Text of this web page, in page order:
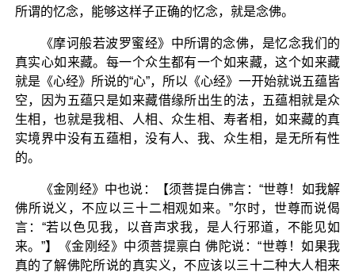
所谓的忆念，能够这样子正确的忆念，就是念佛。
《摩诃般若波罗蜜经》中所谓的念佛，是忆念我们的
真实心如来藏。每一个众生都有一个如来藏，这个如来藏
就是《心经》所说的“心”，所以《心经》一开始就说五蕴皆
空，因为五蕴只是如来藏借缘所出生的法，五蕴相就是众
生相，也就是我相、人相、众生相、寿者相，如来藏的真
实境界中没有五蕴相，没有人、我、众生相，是无所有性
的。
《金刚经》中也说：【须菩提白佛言：“世尊！如我解
佛所说义，不应以三十二相观如来。”尔时，世尊而说偈
言：“若以色见我，以音声求我，是人行邪道，不能见如
来。”】《金刚经》中须菩提禀白 佛陀说：“世尊！如果我
真的了解佛陀所说的真实义，不应该以三十二种大人相来